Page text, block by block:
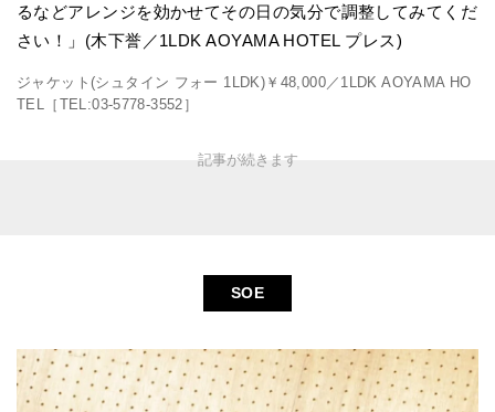
るなどアレンジを効かせてその日の気分で調整してみてくだ
さい！」(木下誉／1LDK AOYAMA HOTEL プレス)
ジャケット(シュタイン フォー 1LDK)￥48,000／1LDK AOYAMA HO
TEL［TEL:03-5778-3552］
SOE